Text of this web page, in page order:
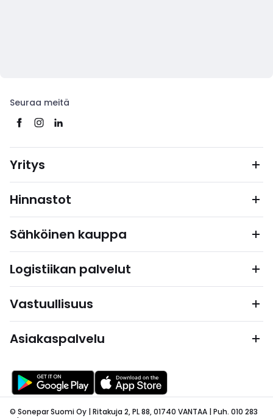
Seuraa meitä
Yritys
Hinnastot
Sähköinen kauppa
Logistiikan palvelut
Vastuullisuus
Asiakaspalvelu
© Sonepar Suomi Oy | Ritakuja 2, PL 88, 01740 VANTAA | Puh. 010 283